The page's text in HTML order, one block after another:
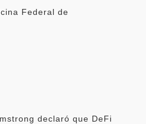
Federal de
declaró que DeFi